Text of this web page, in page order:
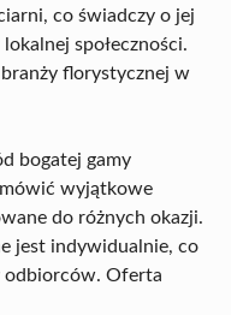
co świadczy o jej
społeczności.
florystycznej w
bogatej gamy
wyjątkowe
do różnych okazji.
jest indywidualnie, co
odbiorców. Oferta